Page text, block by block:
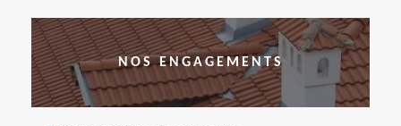
NOS ENGAGEMENTS